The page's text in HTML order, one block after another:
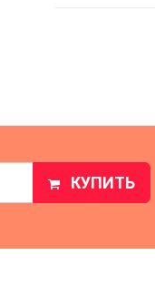
КУПИТЬ